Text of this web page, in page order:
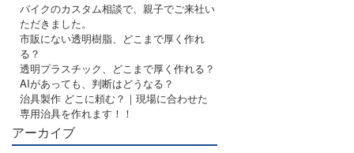
バイクのカスタム相談で、親子でご来社い
ただきました。
市販にない透明樹脂、どこまで厚く作れ
る？
透明プラスチック、どこまで厚く作れる？
AIがあっても、判断はどうなる？
治具製作 どこに頼む？｜現場に合わせた
専用治具を作れます！！
アーカイブ